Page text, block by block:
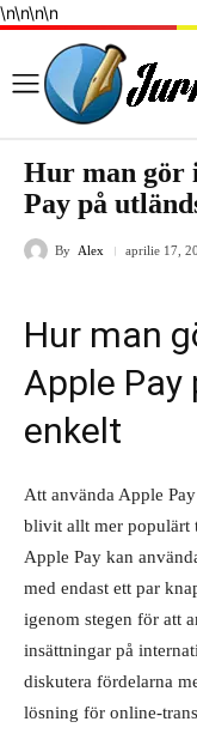
\n\n\n\n
Hur man gör
Pay på
By Alex aprilie 17,
Hur man
Apple
enkelt
Att använda Apple
blivit allt mer populärt
Apple Pay kan
med endast ett par
igenom stegen för att
insättningar på
diskutera fördelarna
lösning för online-